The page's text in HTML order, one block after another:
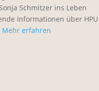
Schmitzer ins Leben
Informationen über HPU
Mehr erfahren